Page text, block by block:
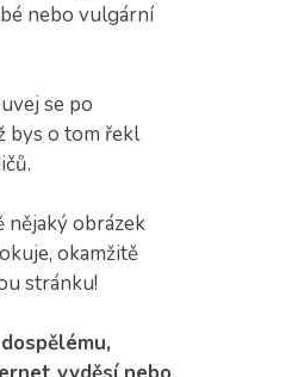
nebo vulgární
se po
bys o tom řekl
nějaký obrázek
okamžitě
stránku!